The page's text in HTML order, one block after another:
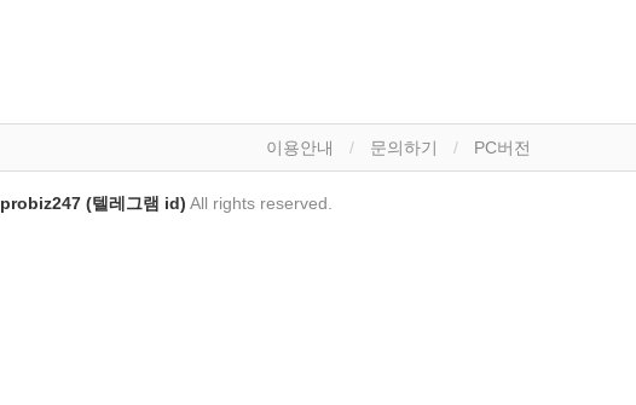
이용안내 문의하기 PC버전
(텔레그램 id) All rights reserved.